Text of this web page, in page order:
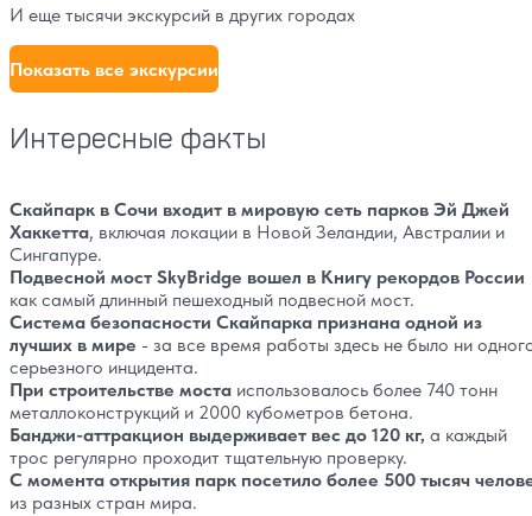
И еще тысячи экскурсий в других городах
Показать все экскурсии
Интересные факты
Скайпарк в Сочи входит в мировую сеть парков Эй Джей
Хаккетта, включая локации в Новой Зеландии, Австралии и
Сингапуре.
Подвесной мост SkyBridge вошел в Книгу рекордов России
как самый длинный пешеходный подвесной мост.
Система безопасности Скайпарка признана одной из
лучших в мире - за все время работы здесь не было ни
серьезного инцидента.
При строительстве моста использовалось более 740 тонн
металлоконструкций и 2000 кубометров бетона.
Банджи-аттракцион выдерживает вес до 120 кг, а каждый
трос регулярно проходит тщательную проверку.
С момента открытия парк посетило более 500 тысяч
из разных стран мира.